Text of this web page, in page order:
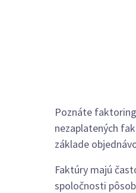
Poznáte
nezaplatených
základe
Faktúry majú
spoločnosti